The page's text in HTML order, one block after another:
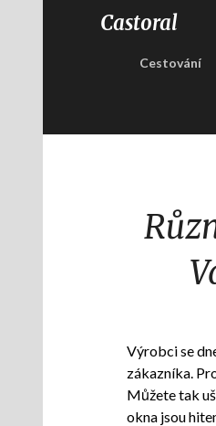
Castoral
Cestování
Výrobci se
zákazníka.
Můžete tak
okna jsou